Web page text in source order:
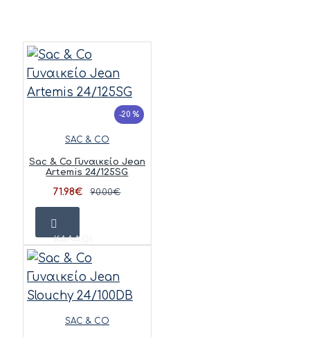
-20 %
SAC & CO
Sac & Co Γυναικείο Jean
Artemis 24/125SG
71.98€ 90.00€
ΚΑΛΆΘΙ
SAC & CO